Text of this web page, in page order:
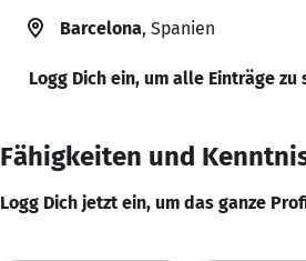
Barcelona, Spanien
Logg Dich ein, um alle Einträge zu
Fähigkeiten und
Logg Dich jetzt ein, um das ganze